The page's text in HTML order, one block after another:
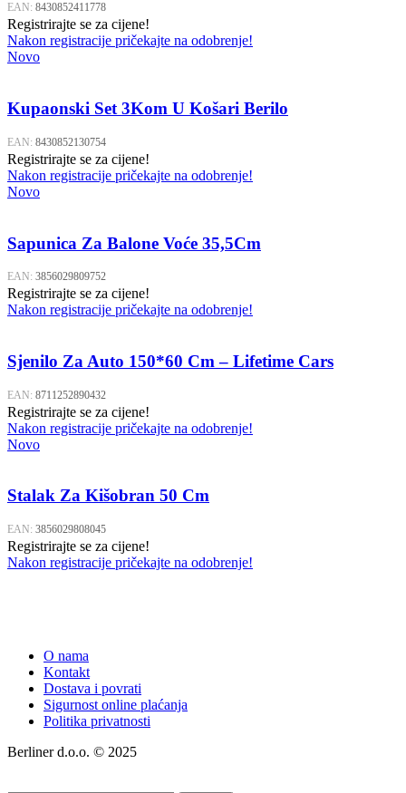
EAN: 8430852411778
Registrirajte se za cijene!
Nakon registracije pričekajte na odobrenje!
Novo
Kupaonski Set 3Kom U Košari Berilo
EAN: 8430852130754
Registrirajte se za cijene!
Nakon registracije pričekajte na odobrenje!
Novo
Sapunica Za Balone Voće 35,5Cm
EAN: 3856029809752
Registrirajte se za cijene!
Nakon registracije pričekajte na odobrenje!
Sjenilo Za Auto 150*60 Cm – Lifetime Cars
EAN: 8711252890432
Registrirajte se za cijene!
Nakon registracije pričekajte na odobrenje!
Novo
Stalak Za Kišobran 50 Cm
EAN: 3856029808045
Registrirajte se za cijene!
Nakon registracije pričekajte na odobrenje!
O nama
Kontakt
Dostava i povrati
Sigurnost online plaćanja
Politika privatnosti
Berliner d.o.o. © 2025